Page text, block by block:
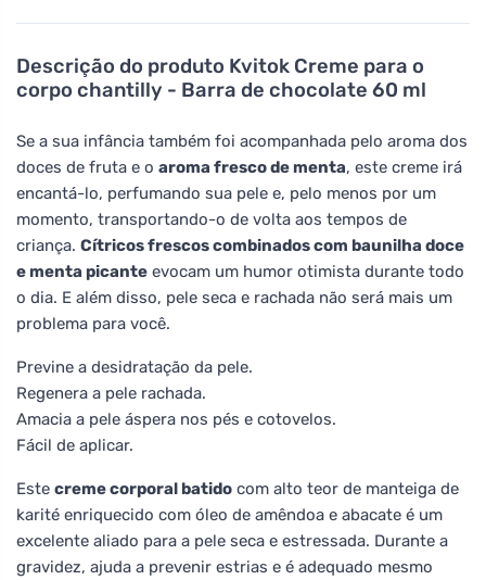
Descrição do produto Kvitok Creme para o
corpo chantilly - Barra de chocolate 60 ml
Se a sua infância também foi acompanhada pelo aroma dos
doces de fruta e o aroma fresco de menta, este creme irá
encantá-lo, perfumando sua pele e, pelo menos por um
momento, transportando-o de volta aos tempos de
criança. Cítricos frescos combinados com baunilha doce
e menta picante evocam um humor otimista durante todo
o dia. E além disso, pele seca e rachada não será mais um
problema para você.
Previne a desidratação da pele.
Regenera a pele rachada.
Amacia a pele áspera nos pés e cotovelos.
Fácil de aplicar.
Este creme corporal batido com alto teor de manteiga de
karité enriquecido com óleo de amêndoa e abacate é um
excelente aliado para a pele seca e estressada. Durante a
gravidez, ajuda a prevenir estrias e é adequado mesmo